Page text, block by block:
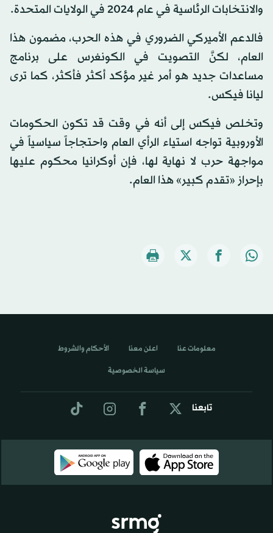
والانتخابات الرئاسية في عام 2024 في الولايات المتحدة.
فالدعم الأميركي الضروري في هذه الحرب، مضمون هذا
العام، لكنَّ التصويت في الكونغرس على برنامج
مساعدات جديد هو أمر غير مؤكد أكثر فأكثر، كما ترى
ليانا فيكس.
وتخلص فيكس إلى أنه في وقت قد تكون الحكومات
الأوروبية تواجه استياء الرأي العام واحتجاجاً سياسياً في
مواجهة حرب لا نهاية لها، فإن أوكرانيا محكوم عليها
بإحراز «تقدم كبير» هذا العام.
تابعنا
معلومات عنا اعلن معنا الأحكام والشروط
سياسة الخصوصية